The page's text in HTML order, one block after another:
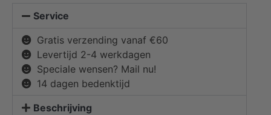
Service
Gratis verzending vanaf €60
Levertijd 2-4 werkdagen
Speciale wensen? Mail nu!
14 dagen bedenktijd
Beschrijving